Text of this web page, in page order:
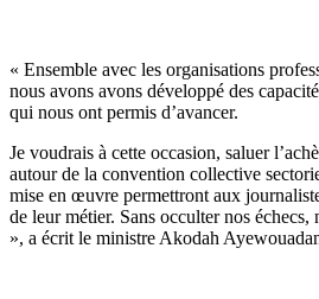
« Ensemble avec les organisations
nous avons avons développé des
qui nous ont permis d’avancer.
Je voudrais à cette occasion, saluer
autour de la convention collective
mise en œuvre permettront aux
de leur métier. Sans occulter nos échecs,
», a écrit le ministre Akodah